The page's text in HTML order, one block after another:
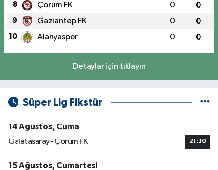
8 Çorum FK 0 0
9 Gaziantep FK 0 0
10 Alanyaspor 0 0
Detaylar için tıklayın
Süper Lig Fikstür
14 Ağustos, Cuma
Galatasaray - Çorum FK
21:30
15 Ağustos, Cumartesi